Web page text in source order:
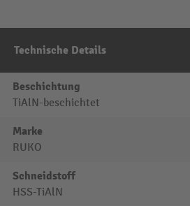
Technische Details
Beschichtung
TiAlN-beschichtet
Marke
RUKO
Schneidstoff
HSS-TiAlN